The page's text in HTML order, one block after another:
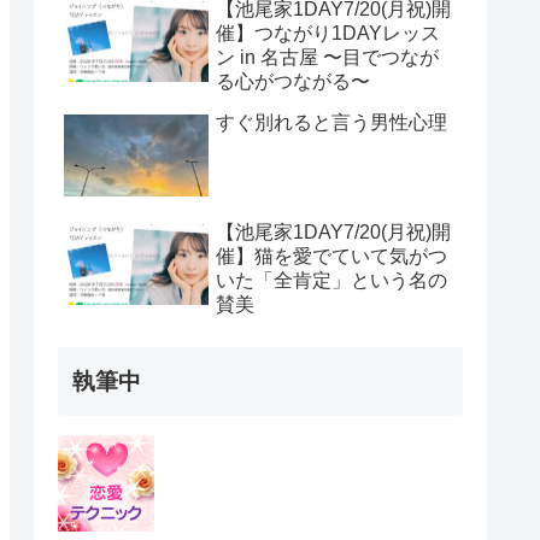
【池尾家1DAY7/20(月祝)開
催】つながり1DAYレッス
ン in 名古屋 〜目でつなが
る心がつながる〜
すぐ別れると言う男性心理
【池尾家1DAY7/20(月祝)開
催】猫を愛でていて気がつ
いた「全肯定」という名の
賛美
執筆中